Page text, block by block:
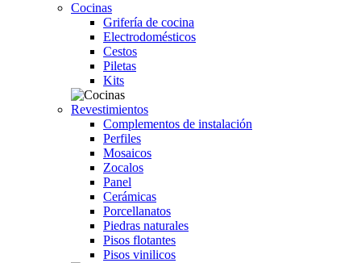
Cocinas
Grifería de cocina
Electrodomésticos
Cestos
Piletas
Kits
Revestimientos
Complementos de instalación
Perfiles
Mosaicos
Zocalos
Panel
Cerámicas
Porcellanatos
Piedras naturales
Pisos flotantes
Pisos vinilicos